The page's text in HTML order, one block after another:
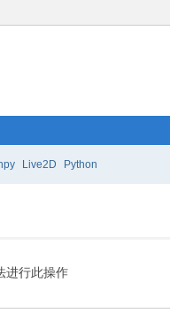
Live2D Python
进行此操作